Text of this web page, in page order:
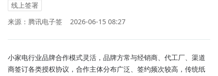
线上签署
来源：腾讯电子签
2026-06-15 08:27
小家电行业品牌合作模式灵活，品牌方常与经销商、代工厂、渠道
商签订各类授权协议，合作主体分布广泛、签约频次较高，传统纸